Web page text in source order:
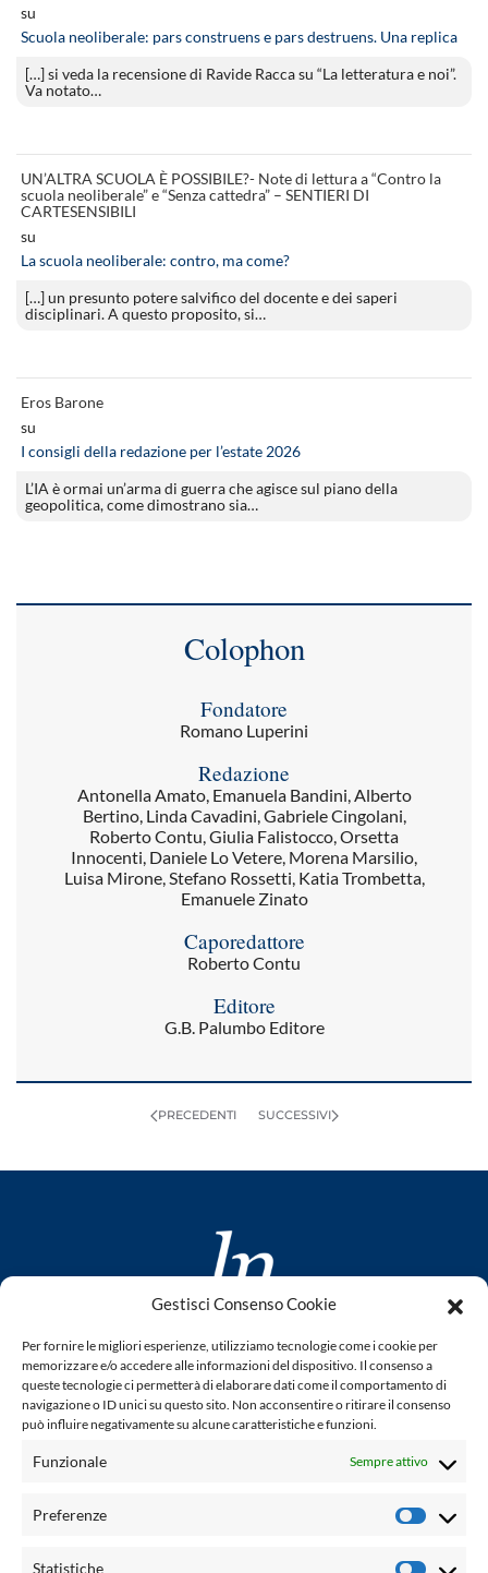
Gestisci Consenso Cookie
Per fornire le migliori esperienze, utilizziamo tecnologie come i cookie per
memorizzare e/o accedere alle informazioni del dispositivo. Il consenso a
queste tecnologie ci permetterà di elaborare dati come il comportamento di
navigazione o ID unici su questo sito. Non acconsentire o ritirare il consenso
può influire negativamente su alcune caratteristiche e funzioni.
Funzionale Sempre attivo
Preferenze
Statistiche
su
Scuola neoliberale: pars construens e pars destruens. Una replica
[…] si veda la recensione di Ravide Racca su “La letteratura e noi”.
Va notato…
UN’ALTRA SCUOLA È POSSIBILE?- Note di lettura a “Contro la
scuola neoliberale” e “Senza cattedra” – SENTIERI DI
CARTESENSIBILI
su
La scuola neoliberale: contro, ma come?
[…] un presunto potere salvifico del docente e dei saperi
disciplinari. A questo proposito, si…
Eros Barone
su
I consigli della redazione per l’estate 2026
L’IA è ormai un’arma di guerra che agisce sul piano della
geopolitica, come dimostrano sia…
Colophon
Fondatore
Romano Luperini
Redazione
Antonella Amato, Emanuela Bandini, Alberto
Bertino, Linda Cavadini, Gabriele Cingolani,
Roberto Contu, Giulia Falistocco, Orsetta
Innocenti, Daniele Lo Vetere, Morena Marsilio,
Luisa Mirone, Stefano Rossetti, Katia Trombetta,
Emanuele Zinato
Caporedattore
Roberto Contu
Editore
G.B. Palumbo Editore
PRECEDENTI SUCCESSIVI
www.laletteraturaenoi.it
fondato da Romano Luperini
Questo blog non rappresenta una testata giornalistica in
quanto viene aggiornato senza alcuna periodicità. Non può
legge n° 62 del 7.03.2001. L'autore non è responsabile per